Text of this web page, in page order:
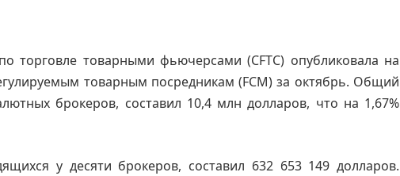
торговле товарными фьючерсами (CFTC) опубликовала на
товарным посредникам (FCM) за октябрь. Общий
брокеров, составил 10,4 млн долларов, что на 1,67%
у десяти брокеров, составил 632 653 149 долларов.